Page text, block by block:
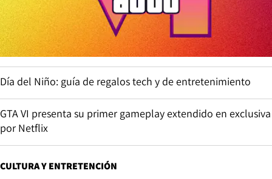
Día del Niño: guía de regalos tech y de entretenimiento
GTA VI presenta su primer gameplay extendido en exclusiva
por Netflix
CULTURA Y ENTRETENCIÓN